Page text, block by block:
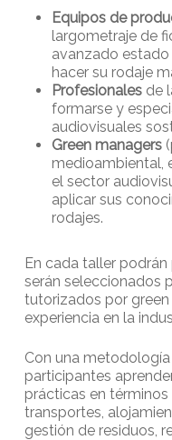
Equipos de
largometraje de
avanzado estado
hacer su rodaje
Profesionalesde
formarse y
audiovisuales
Green managers
medioambiental,
el sector
aplicar sus
rodajes.
En cada taller
serán seleccionados
tutorizados por
experiencia en la
Con una
participantes
prácticas en términos
transportes,
gestión de residuos,